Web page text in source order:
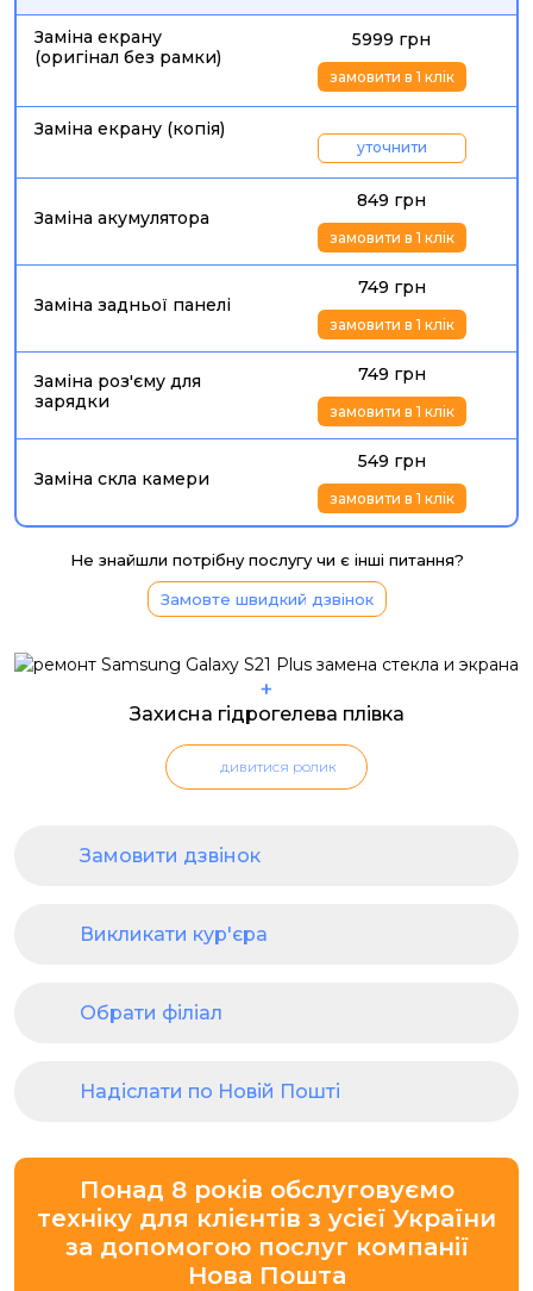
Заміна екрану
(оригінал без рамки)
5999 грн
замовити в 1 клік
Заміна екрану (копія)
уточнити
Заміна акумулятора
849 грн
замовити в 1 клік
Заміна задньої панелі
749 грн
замовити в 1 клік
Заміна роз'єму для
зарядки
749 грн
замовити в 1 клік
Заміна скла камери
549 грн
замовити в 1 клік
Не знайшли потрібну послугу чи є інші питання?
Замовте швидкий дзвінок
+
Захисна гідрогелева плівка
дивитися ролик
Замовити дзвінок
Викликати кур'єра
Обрати філіал
Надіслати по Новій Пошті
Понад 8 років обслуговуємо
техніку для клієнтів з усієї України
за допомогою послуг компанії
Нова Пошта